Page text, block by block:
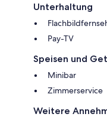
Unterhaltung
Pay-TV
Speisen und
Minibar
Zimmerservice
Weitere